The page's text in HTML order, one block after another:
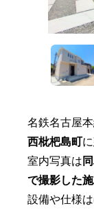
名鉄名古屋本
西枇杷島町
室内写真は
で撮影した施
設備や仕様